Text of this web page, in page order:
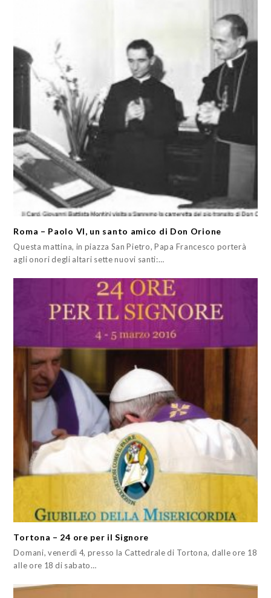
Roma – Paolo VI, un santo amico di Don Orione
Questa mattina, in piazza San Pietro, Papa Francesco porterà
agli onori degli altari sette nuovi santi:…
Tortona – 24 ore per il Signore
Domani, venerdì 4, presso la Cattedrale di Tortona, dalle ore 18
alle ore 18 di sabato…